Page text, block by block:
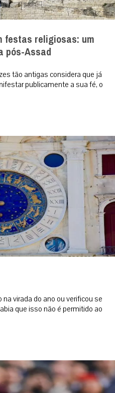
festas religiosas: um
pós-Assad
tão antigas considera que já
publicamente a sua fé, o
virada do ano ou verificou se
que isso não é permitido ao